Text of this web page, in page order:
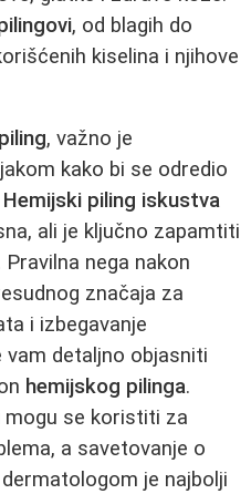
, od blagih do
kiselina i njihove
, važno je
kako bi se odredio
Hemijski piling iskustva
ali je ključno zapamtiti
nega nakon
značaja za
i izbegavanje
vam detaljno objasniti
hemijskog pilinga.
mogu se koristiti za
a savetovanje o
je najbolji